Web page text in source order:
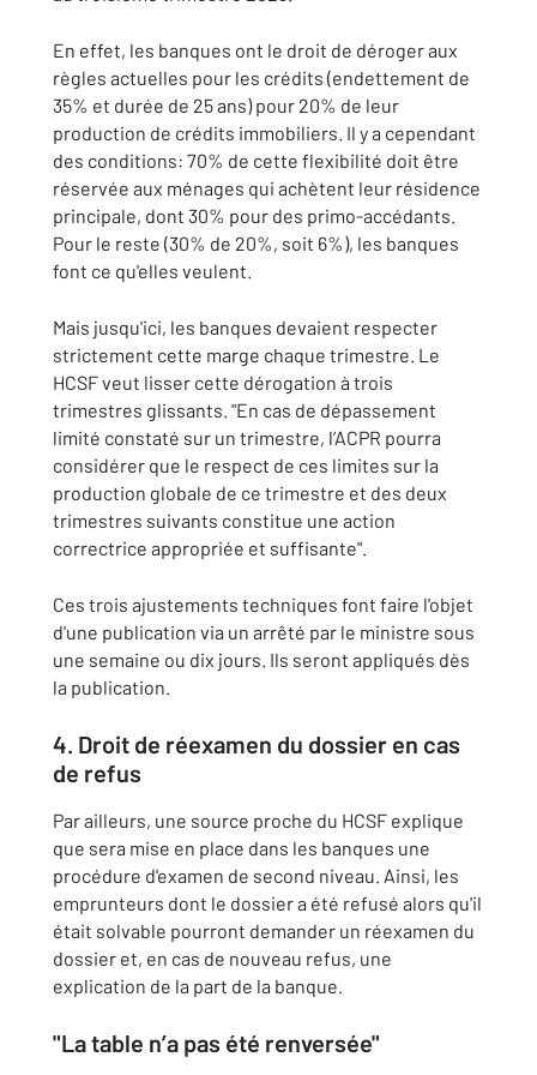
En effet, les banques ont le droit de déroger aux
règles actuelles pour les crédits (endettement de
35% et durée de 25 ans) pour 20% de leur
production de crédits immobiliers. Il y a cependant
des conditions: 70% de cette flexibilité doit être
réservée aux ménages qui achètent leur résidence
principale, dont 30% pour des primo-accédants.
Pour le reste (30% de 20%, soit 6%), les banques
font ce qu'elles veulent.
Mais jusqu'ici, les banques devaient respecter
strictement cette marge chaque trimestre. Le
HCSF veut lisser cette dérogation à trois
trimestres glissants. "En cas de dépassement
limité constaté sur un trimestre, l’ACPR pourra
considérer que le respect de ces limites sur la
production globale de ce trimestre et des deux
trimestres suivants constitue une action
correctrice appropriée et suffisante".
Ces trois ajustements techniques font faire l'objet
d'une publication via un arrêté par le ministre sous
une semaine ou dix jours. Ils seront appliqués dès
la publication.
4. Droit de réexamen du dossier en cas
de refus
Par ailleurs, une source proche du HCSF explique
que sera mise en place dans les banques une
procédure d'examen de second niveau. Ainsi, les
emprunteurs dont le dossier a été refusé alors qu'il
était solvable pourront demander un réexamen du
dossier et, en cas de nouveau refus, une
explication de la part de la banque.
"La table n’a pas été renversée"